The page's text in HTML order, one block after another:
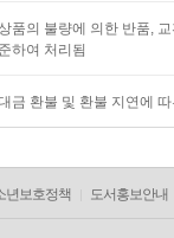
품의 불량에 의한 반품,
준하여 처리됨
금 환불 및 환불 지연에
년보호정책 도서홍보안내